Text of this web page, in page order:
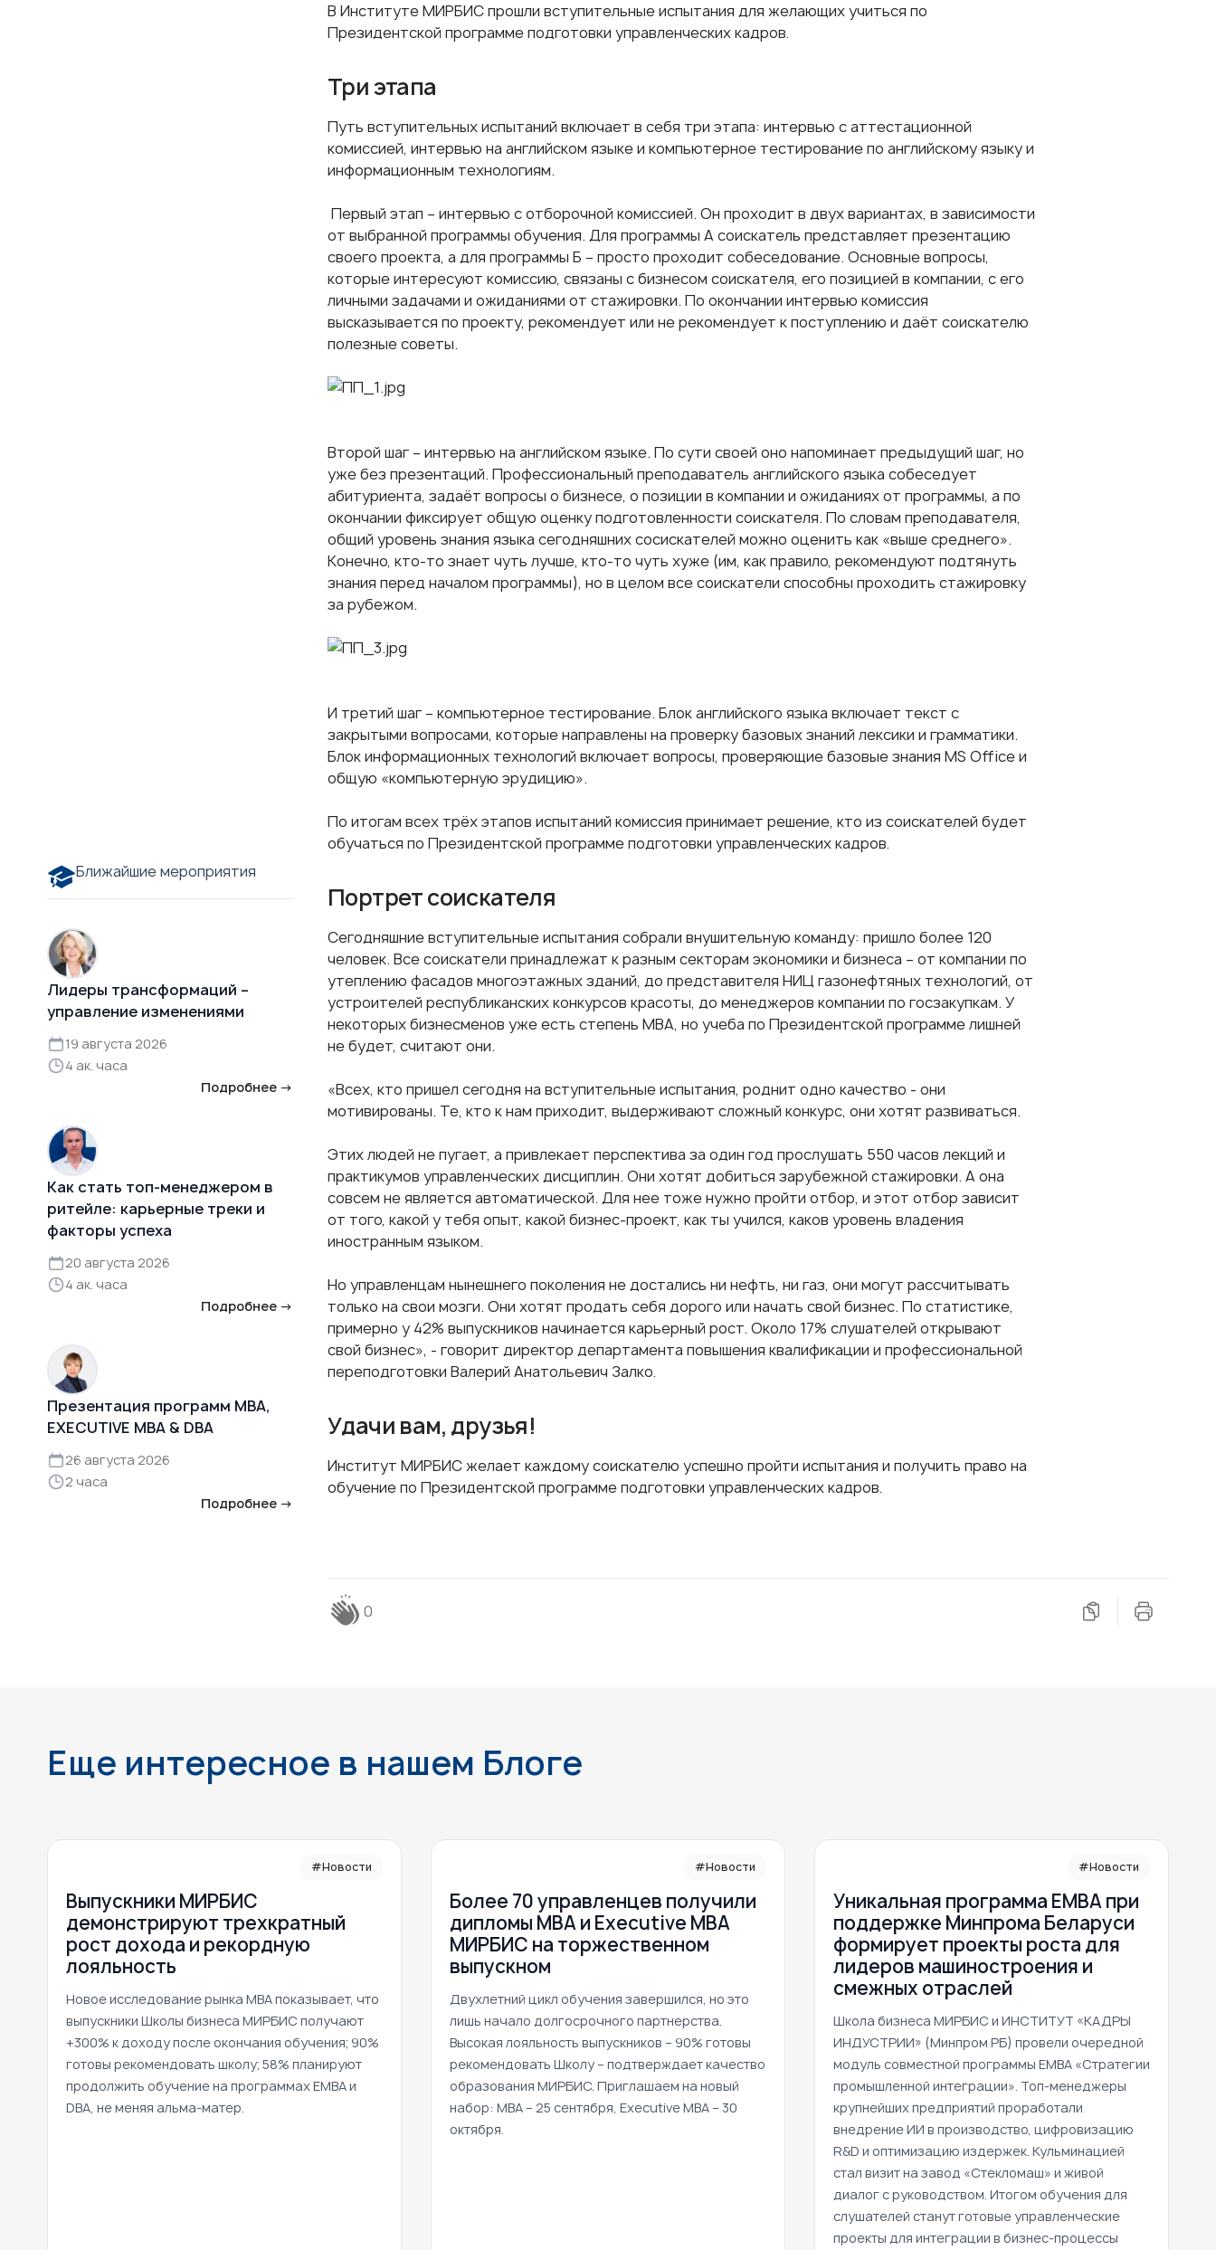
В Институте МИРБИС прошли вступительные испытания для желающих учиться по
Президентской программе подготовки управленческих кадров.
Три этапа
Путь вступительных испытаний включает в себя три этапа: интервью с аттестационной
комиссией, интервью на английском языке и компьютерное тестирование по английскому языку и
информационным технологиям.
Первый этап – интервью с отборочной комиссией. Он проходит в двух вариантах, в зависимости
от выбранной программы обучения. Для программы А соискатель представляет презентацию
своего проекта, а для программы Б – просто проходит собеседование. Основные вопросы,
которые интересуют комиссию, связаны с бизнесом соискателя, его позицией в компании, с его
личными задачами и ожиданиями от стажировки. По окончании интервью комиссия
высказывается по проекту, рекомендует или не рекомендует к поступлению и даёт соискателю
полезные советы.
Второй шаг – интервью на английском языке. По сути своей оно напоминает предыдущий шаг, но
уже без презентаций. Профессиональный преподаватель английского языка собеседует
абитуриента, задаёт вопросы о бизнесе, о позиции в компании и ожиданиях от программы, а по
окончании фиксирует общую оценку подготовленности соискателя. По словам преподавателя,
общий уровень знания языка сегодняшних сосискателей можно оценить как «выше среднего».
Конечно, кто-то знает чуть лучше, кто-то чуть хуже (им, как правило, рекомендуют подтянуть
знания перед началом программы), но в целом все соискатели способны проходить стажировку
за рубежом.
И третий шаг – компьютерное тестирование. Блок английского языка включает текст с
закрытыми вопросами, которые направлены на проверку базовых знаний лексики и грамматики.
Блок информационных технологий включает вопросы, проверяющие базовые знания MS Office и
общую «компьютерную эрудицию».
По итогам всех трёх этапов испытаний комиссия принимает решение, кто из соискателей будет
обучаться по Президентской программе подготовки управленческих кадров.
Портрет соискателя
Сегодняшние вступительные испытания собрали внушительную команду: пришло более 120
человек. Все соискатели принадлежат к разным секторам экономики и бизнеса – от компании по
утеплению фасадов многоэтажных зданий, до представителя НИЦ газонефтяных технологий, от
устроителей республиканских конкурсов красоты, до менеджеров компании по госзакупкам. У
некоторых бизнесменов уже есть степень МВА, но учеба по Президентской программе лишней
не будет, считают они.
«Всех, кто пришел сегодня на вступительные испытания, роднит одно качество - они
мотивированы. Те, кто к нам приходит, выдерживают сложный конкурс, они хотят развиваться.
Этих людей не пугает, а привлекает перспектива за один год прослушать 550 часов лекций и
практикумов управленческих дисциплин. Они хотят добиться зарубежной стажировки. А она
совсем не является автоматической. Для нее тоже нужно пройти отбор, и этот отбор зависит
от того, какой у тебя опыт, какой бизнес-проект, как ты учился, каков уровень владения
иностранным языком.
Но управленцам нынешнего поколения не достались ни нефть, ни газ, они могут рассчитывать
только на свои мозги. Они хотят продать себя дорого или начать свой бизнес. По статистике,
примерно у 42% выпускников начинается карьерный рост. Около 17% слушателей открывают
свой бизнес», - говорит директор департамента повышения квалификации и профессиональной
переподготовки Валерий Анатольевич Залко.
Удачи вам, друзья!
Институт МИРБИС желает каждому соискателю успешно пройти испытания и получить право на
обучение по Президентской программе подготовки управленческих кадров.
Ближайшие мероприятия
Лидеры трансформаций –
управление изменениями
19 августа 2026
4 ак. часа
Подробнее →
Как стать топ-менеджером в
ритейле: карьерные треки и
факторы успеха
20 августа 2026
4 ак. часа
Подробнее →
Презентация программ MBA,
EXECUTIVE MBA & DBA
26 августа 2026
2 часа
Подробнее →
0
Еще интересное в нашем Блоге
#Новости
Выпускники МИРБИС
демонстрируют трехкратный
рост дохода и рекордную
лояльность
Новое исследование рынка MBA показывает, что
выпускники Школы бизнеса МИРБИС получают
+300% к доходу после окончания обучения; 90%
готовы рекомендовать школу; 58% планируют
продолжить обучение на программах EMBA и
DBA, не меняя альма-матер.
#Новости
Более 70 управленцев получили
дипломы MBA и Executive MBA
МИРБИС на торжественном
выпускном
Двухлетний цикл обучения завершился, но это
лишь начало долгосрочного партнерства.
Высокая лояльность выпускников – 90% готовы
рекомендовать Школу – подтверждает качество
образования МИРБИС. Приглашаем на новый
набор: MBA – 25 сентября, Executive MBA – 30
октября.
#Новости
Уникальная программа ЕМВА при
поддержке Минпрома Беларуси
формирует проекты роста для
лидеров машиностроения и
смежных отраслей
Школа бизнеса МИРБИС и ИНСТИТУТ «КАДРЫ
ИНДУСТРИИ» (Минпром РБ) провели очередной
модуль совместной программы EMBA «Стратегии
промышленной интеграции». Топ-менеджеры
крупнейших предприятий проработали
внедрение ИИ в производство, цифровизацию
R&D и оптимизацию издержек. Кульминацией
стал визит на завод «Стекломаш» и живой
диалог с руководством. Итогом обучения для
слушателей станут готовые управленческие
проекты для интеграции в бизнес-процессы